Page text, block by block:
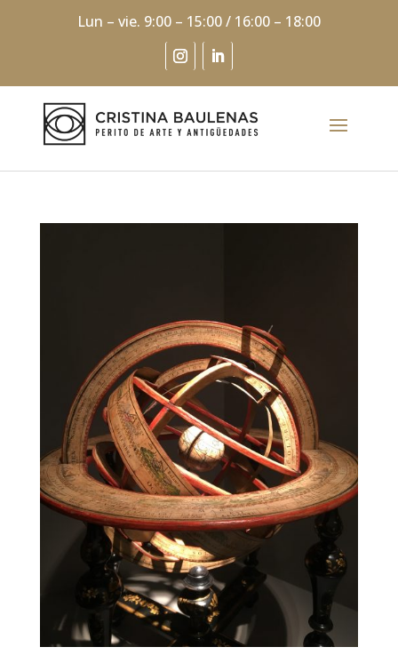
Lun – vie. 9:00 – 15:00 / 16:00 – 18:00